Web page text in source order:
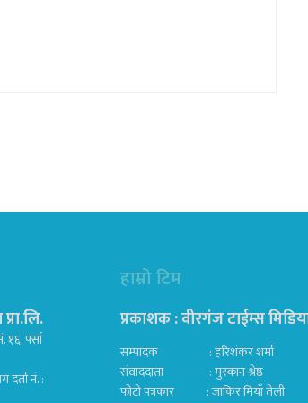
पर्सा
दर्ता नं. :
हाम्रो टिम
प्रकाशक : वीरगंज टाईम्स
सम्पादक : हरिशंकर शर्मा
संवाददाता : मुस्कान श्रेष्ठ
फोटो पत्रकार : जाकिर मियाँ तेली